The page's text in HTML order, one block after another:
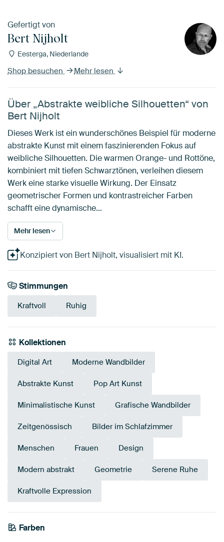
Gefertigt von
Bert Nijholt
Eesterga, Niederlande
Shop besuchen Mehr lesen
Über „Abstrakte weibliche Silhouetten“ von
Bert Nijholt
Dieses Werk ist ein wunderschönes Beispiel für moderne
abstrakte Kunst mit einem faszinierenden Fokus auf
weibliche Silhouetten. Die warmen Orange- und Rottöne,
kombiniert mit tiefen Schwarztönen, verleihen diesem
Werk eine starke visuelle Wirkung. Der Einsatz
geometrischer Formen und kontrastreicher Farben
schafft eine dynamische…
Mehr lesen
Konzipiert von Bert Nijholt, visualisiert mit KI.
Stimmungen
Kraftvoll Ruhig
Kollektionen
Digital Art Moderne Wandbilder
Abstrakte Kunst Pop Art Kunst
Minimalistische Kunst Grafische Wandbilder
Zeitgenössisch Bilder im Schlafzimmer
Menschen Frauen Design
Modern abstrakt Geometrie Serene Ruhe
Kraftvolle Expression
Farben
Orange
Braun
Bordeaux